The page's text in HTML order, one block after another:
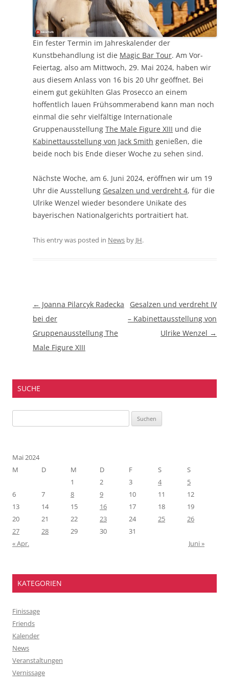
Ein fester Termin im Jahreskalender der
Kunstbehandlung ist die Magic Bar Tour. Am Vor-
Feiertag, also am Mittwoch, 29. Mai 2024, haben wir
aus diesem Anlass von 16 bis 20 Uhr geöffnet. Bei
einem gut gekühlten Glas Prosecco an einem
hoffentlich lauen Frühsommerabend kann man noch
einmal die sehr vielfältige Internationale
Gruppenausstellung The Male Figure XIII und die
Kabinettausstellung von Jack Smith genießen, die
beide noch bis Ende dieser Woche zu sehen sind.
Nächste Woche, am 6. Juni 2024, eröffnen wir um 19
Uhr die Ausstellung Gesalzen und verdreht 4, für die
Ulrike Wenzel wieder besondere Unikate des
bayerischen Nationalgerichts portraitiert hat.
This entry was posted in News by JH.
Beitragsnavigation
← Joanna Pilarcyk Radecka
bei der
Gruppenausstellung The
Male Figure XIII
Gesalzen und verdreht IV
– Kabinettausstellung von
Ulrike Wenzel →
SUCHE
nach:
Mai 2024
M
D M D F S
S
1
2 3 4
5
6
7 8 9 10 11
12
13
14 15 16 17 18
19
20
21 22 23 24 25
26
27
28 29 30
31
« Apr.
Juni »
KATEGORIEN
Finissage
Friends
Kalender
News
Veranstaltungen
Vernissage